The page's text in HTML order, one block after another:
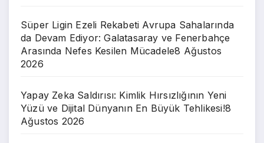
Süper Ligin Ezeli Rekabeti Avrupa Sahalarında
da Devam Ediyor: Galatasaray ve Fenerbahçe
Arasında Nefes Kesilen Mücadele8 Ağustos
2026
Yapay Zeka Saldırısı: Kimlik Hırsızlığının Yeni
Yüzü ve Dijital Dünyanın En Büyük Tehlikesi!8
Ağustos 2026